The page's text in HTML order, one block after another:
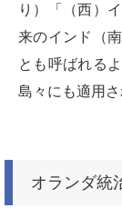
り）「（西）
来のインド（
とも呼ばれる
島々にも適用さ
オランダ統